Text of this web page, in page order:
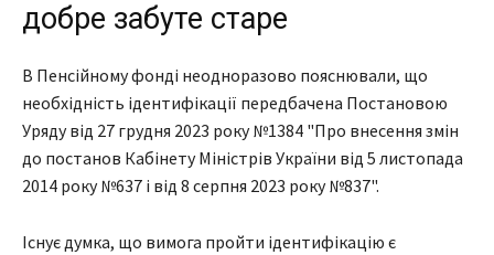
добре забуте старе
В Пенсійному фонді неодноразово пояснювали, що
необхідність ідентифікації передбачена Постановою
Уряду від 27 грудня 2023 року №1384 "Про внесення змін
до постанов Кабінету Міністрів України від 5 листопада
2014 року №637 і від 8 серпня 2023 року №837".
Існує думка, що вимога пройти ідентифікацію є